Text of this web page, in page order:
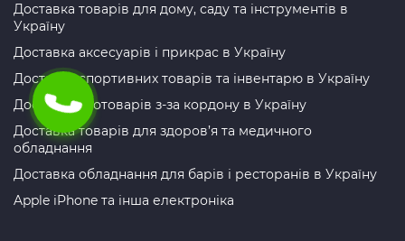
Доставка товарів для дому, саду та інструментів в
Україну
Доставка аксесуарів і прикрас в Україну
Доставка спортивних товарів та інвентарю в Україну
Доставка зоотоварів з-за кордону в Україну
Доставка товарів для здоров’я та медичного
обладнання
Доставка обладнання для барів і ресторанів в Україну
Apple iPhone та інша електроніка